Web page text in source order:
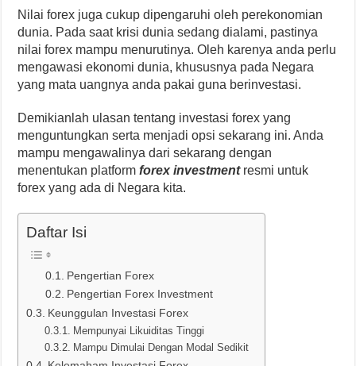
Nilai forex juga cukup dipengaruhi oleh perekonomian
dunia. Pada saat krisi dunia sedang dialami, pastinya
nilai forex mampu menurutinya. Oleh karenya anda perlu
mengawasi ekonomi dunia, khususnya pada Negara
yang mata uangnya anda pakai guna berinvestasi.
Demikianlah ulasan tentang investasi forex yang
menguntungkan serta menjadi opsi sekarang ini. Anda
mampu mengawalinya dari sekarang dengan
menentukan platformforex investment resmi untuk
forex yang ada di Negara kita.
Daftar Isi
Pengertian Forex
Pengertian Forex Investment
Keunggulan Investasi Forex
Mempunyai Likuiditas Tinggi
Mampu Dimulai Dengan Modal Sedikit